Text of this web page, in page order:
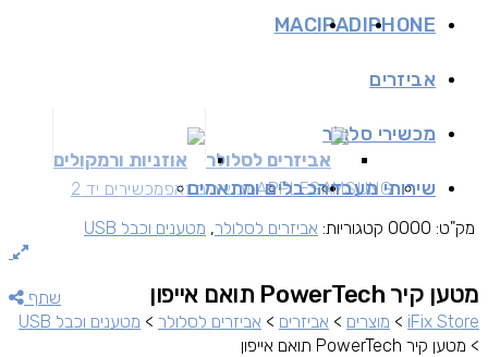
IPHONE
IPAD
MAC
אביזרים
אביזרים לסלולר אוזניות ורמקולים
מכשירי סלולר
SAMSUNG
APPLEמכשירים זאפמכשירים יד 2 שירותי מעבדהכבלים ומתאמים
שתף
iFix Store
> מוצרים > אביזרים > אביזרים לסלולר > מטענים וכבל USB
> מטען קיר PowerTech תואם אייפון
מטען קיר PowerTech תואם אייפון
מק"ט: 0000 קטגוריות: אביזרים לסלולר, מטענים וכבל USB